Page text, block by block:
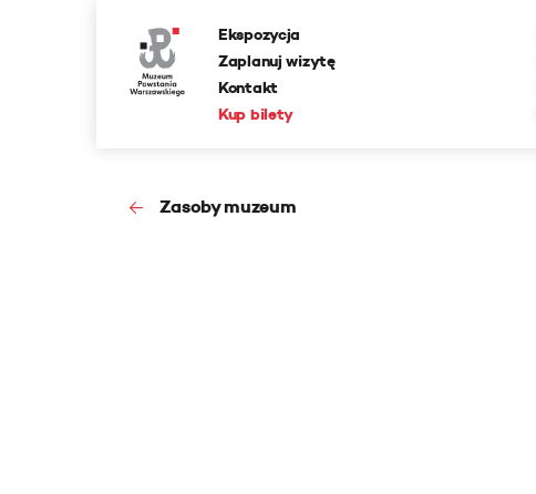
Ekspozycja
Zaplanuj wizytę
Kontakt
Kup bilety
Zasoby muzeum